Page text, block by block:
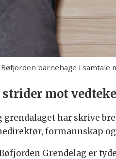
barnehage i samtale
mot
grendalaget har skrive
formannskap
Grendelag er